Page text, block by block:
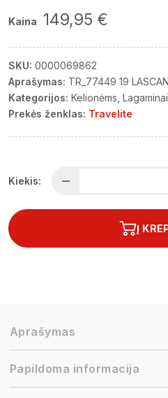
Kaina 149,95 €
SKU: 0000069862
Aprašymas: TR_77449 19
Kategorijos: Kelionėms Lagaminai
Prekės ženklas: Travelite
Kiekis:
Į
Aprašymas
Papildoma informacija